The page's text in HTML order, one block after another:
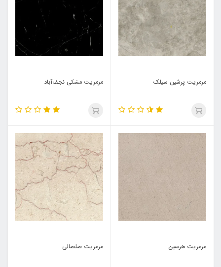
مرمریت پرشین سیلک مرمریت مشکی نجف‌آباد
مرمریت هرسین مرمریت صلصالی